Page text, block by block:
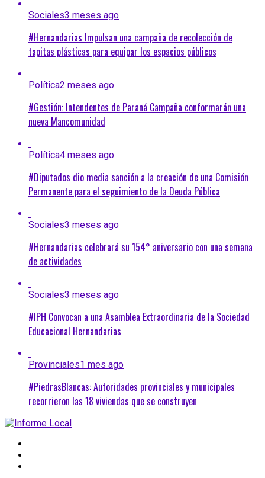
Sociales3 meses ago
#Hernandarias Impulsan una campaña de recolección de
tapitas plásticas para equipar los espacios públicos
Política2 meses ago
#Gestión: Intendentes de Paraná Campaña conformarán una
nueva Mancomunidad
Política4 meses ago
#Diputados dio media sanción a la creación de una Comisión
Permanente para el seguimiento de la Deuda Pública
Sociales3 meses ago
#Hernandarias celebrará su 154° aniversario con una semana
de actividades
Sociales3 meses ago
#IPH Convocan a una Asamblea Extraordinaria de la Sociedad
Educacional Hernandarias
Provinciales1 mes ago
#PiedrasBlancas: Autoridades provinciales y municipales
recorrieron las 18 viviendas que se construyen